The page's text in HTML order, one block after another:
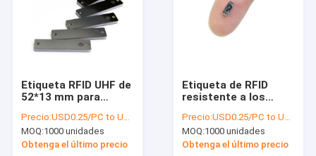
Sobre nosotros
Viaje de la fábrica
Pida una cita
Etiqueta RFID UHF de
52*13 mm para
metálicos PCB FR4
en etiqueta metálica
Precio:USD0.25/PC to USD0.5/PC
MOQ:1000 unidades
Obtenga el último precio
Etiqueta de RFID
resistente a los
Miniatura UHF en la
etiqueta de metal
Precio:USD0.25/PC to USD0.5/PC
MOQ:1000 unidades
Obtenga el último precio